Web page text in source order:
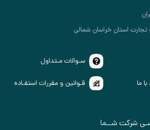
شمالی
سـوالات مـتداول
قـوانین و مقررات استفـاده